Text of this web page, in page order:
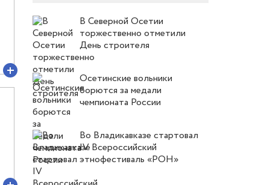
В Северной Осетии
торжественно отметили
День строителя
Осетинские вольники
борются за медали
чемпионата России
Во Владикавказе стартовал
IV Всероссийский
этнофестиваль «РОН»